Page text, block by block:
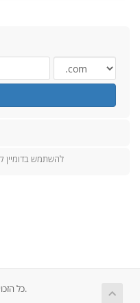
להשתמש בדומיין
זכויות יוצרים © 2026 Jucarweb כל הזכויות שמורות.